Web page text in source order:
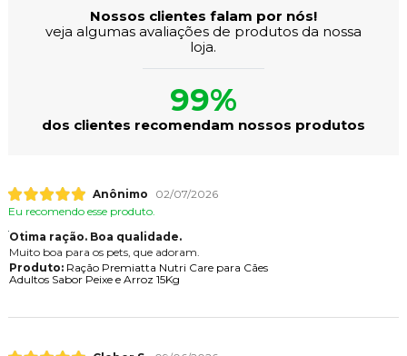
Nossos clientes falam por nós!
veja algumas avaliações de produtos da nossa
loja.
99%
dos clientes recomendam nossos produtos
Anônimo
02/07/2026
Eu recomendo esse produto.
Otima ração. Boa qualidade.
Muito boa para os pets, que adoram.
Produto:Ração Premiatta Nutri Care para Cães
Adultos Sabor Peixe e Arroz 15Kg